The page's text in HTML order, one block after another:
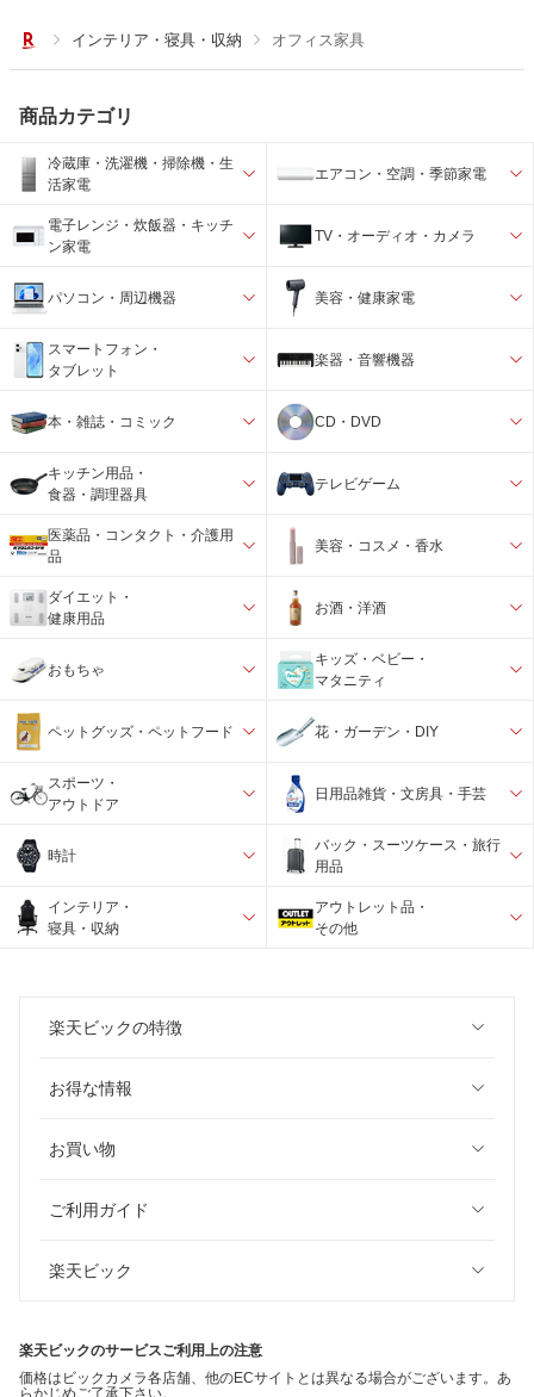
インテリア・寝具・収納 オフィス家具
商品カテゴリ
冷蔵庫・洗濯機・掃除機・生
活家電
エアコン・空調・季節家電
電子レンジ・炊飯器・キッチ
ン家電
TV・オーディオ・カメラ
パソコン・周辺機器 美容・健康家電
スマートフォン・
タブレット
楽器・音響機器
本・雑誌・コミック CD・DVD
キッチン用品・
食器・調理器具
テレビゲーム
医薬品・コンタクト・介護用
品
美容・コスメ・香水
ダイエット・
健康用品
お酒・洋酒
おもちゃ
キッズ・ベビー・
マタニティ
ペットグッズ・ペットフード 花・ガーデン・DIY
スポーツ・
アウトドア
日用品雑貨・文房具・手芸
時計
バック・スーツケース・旅行
用品
インテリア・
寝具・収納
アウトレット品・
その他
楽天ビックの特徴
お得な情報
お買い物
ご利用ガイド
楽天ビック
楽天ビックのサービスご利用上の注意
価格はビックカメラ各店舗、他のECサイトとは異なる場合がございます。あ
らかじめご了承下さい。